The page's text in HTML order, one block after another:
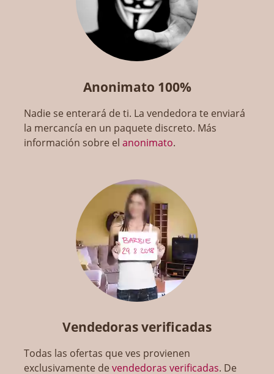
Anonimato 100%
Nadie se enterará de ti. La vendedora te enviará
la mercancía en un paquete discreto. Más
información sobre elanonimato.
Vendedoras verificadas
Todas las ofertas que ves provienen
exclusivamente devendedoras verificadas. De